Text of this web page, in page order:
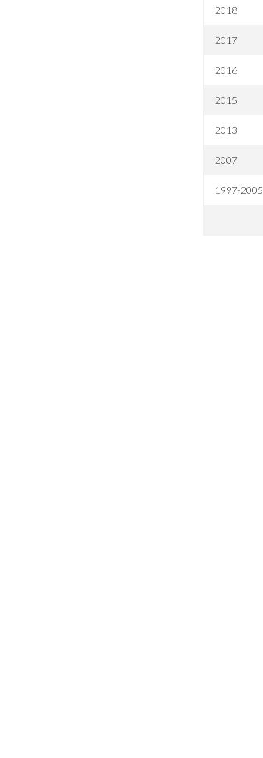
2018
2017
2016
2015
2013
2007
1997-2005